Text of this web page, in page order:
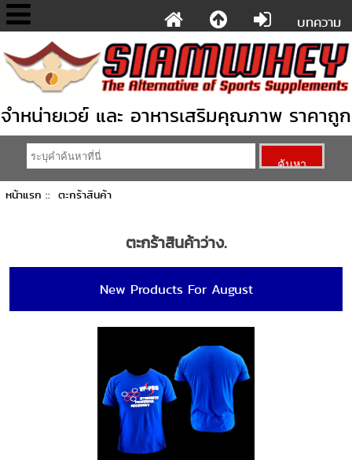
บทความ
จำหน่ายเวย์ และ อาหารเสริมคุณภาพ ราคาถูก
หน้าแรก :: ตะกร้าสินค้า
ตะกร้าสินค้าว่าง.
New Products For August